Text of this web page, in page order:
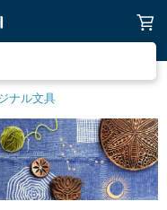
ナル文具